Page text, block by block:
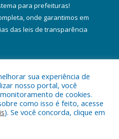
para prefeituras!
onde garantimos em
das leis de transparência
Prefeitura Municipal de Colares.
sua experiência de
nosso portal, você
de cookies.
como isso é feito, acesse
). Se você concorda, clique em